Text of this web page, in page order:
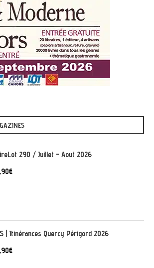
290 / Juillet - Aout 2026
€
| Itinérances Quercy Périgord 2026
€